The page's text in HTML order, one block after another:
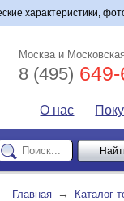
характеристики,
Москва и
8 (495)
О нас
Главная →
Каталог